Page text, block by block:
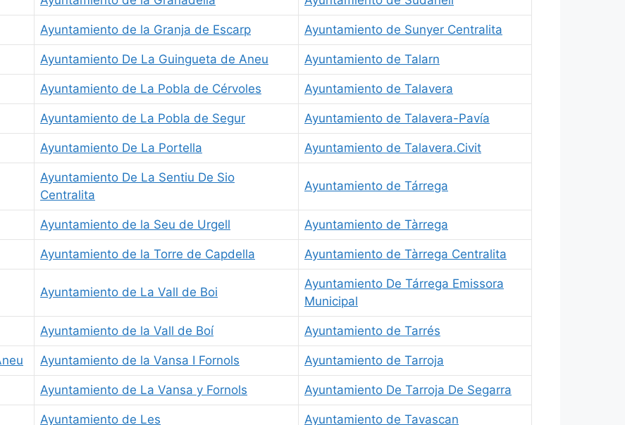
Ayuntamiento de la Granja de Escarp Ayuntamiento de Sunyer Centralita
Ayuntamiento De La Guingueta de Aneu Ayuntamiento de Talarn
Ayuntamiento de La Pobla de Cérvoles Ayuntamiento de Talavera
Ayuntamiento de La Pobla de Segur Ayuntamiento de Talavera-Pavía
Ayuntamiento De La Portella Ayuntamiento de Talavera.Civit
Ayuntamiento De La Sentiu De Sio
Centralita
Ayuntamiento de Tárrega
Ayuntamiento de la Seu de Urgell Ayuntamiento de Tàrrega
Ayuntamiento de la Torre de Capdella Ayuntamiento de Tàrrega Centralita
Ayuntamiento de La Vall de Boi
Ayuntamiento De Tárrega Emissora
Municipal
Ayuntamiento de la Vall de Boí Ayuntamiento de Tarrés
Ayuntamiento de la Vansa I Fornols Ayuntamiento de Tarroja
Ayuntamiento de La Vansa y Fornols Ayuntamiento De Tarroja De Segarra
Ayuntamiento de Les Ayuntamiento de Tavascan